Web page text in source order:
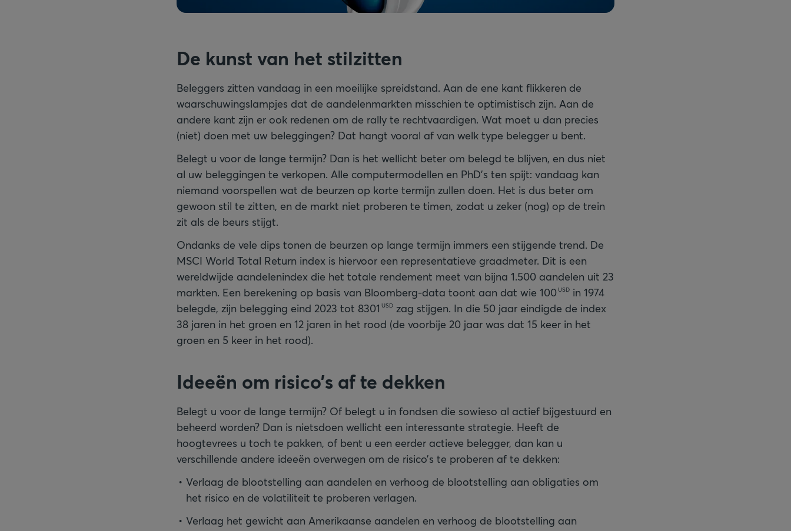
De kunst van het stilzitten
Beleggers zitten vandaag in een moeilijke spreidstand. Aan de ene kant flikkeren de
waarschuwingslampjes dat de aandelenmarkten misschien te optimistisch zijn. Aan de
andere kant zijn er ook redenen om de rally te rechtvaardigen. Wat moet u dan precies
(niet) doen met uw beleggingen? Dat hangt vooral af van welk type belegger u bent.
Belegt u voor de lange termijn? Dan is het wellicht beter om belegd te blijven, en dus niet
al uw beleggingen te verkopen. Alle computermodellen en PhD’s ten spijt: vandaag kan
niemand voorspellen wat de beurzen op korte termijn zullen doen. Het is dus beter om
gewoon stil te zitten, en de markt niet proberen te timen, zodat u zeker (nog) op de trein
zit als de beurs stijgt.
Ondanks de vele dips tonen de beurzen op lange termijn immers een stijgende trend. De
MSCI World Total Return index is hiervoor een representatieve graadmeter. Dit is een
wereldwijde aandelenindex die het totale rendement meet van bijna 1.500 aandelen uit 23
markten. Een berekening op basis van Bloomberg-data toont aan dat wie 100USD in 1974
belegde, zijn belegging eind 2023 tot 8301 USD zag stijgen. In die 50 jaar eindigde de index
38 jaren in het groen en 12 jaren in het rood (de voorbije 20 jaar was dat 15 keer in het
groen en 5 keer in het rood).
Ideeën om risico’s af te dekken
Belegt u voor de lange termijn? Of belegt u in fondsen die sowieso al actief bijgestuurd en
beheerd worden? Dan is nietsdoen wellicht een interessante strategie. Heeft de
hoogtevrees u toch te pakken, of bent u een eerder actieve belegger, dan kan u
verschillende andere ideeën overwegen om de risico’s te proberen af te dekken:
Verlaag de blootstelling aan aandelen en verhoog de blootstelling aan obligaties om
het risico en de volatiliteit te proberen verlagen.
Verlaag het gewicht aan Amerikaanse aandelen en verhoog de blootstelling aan